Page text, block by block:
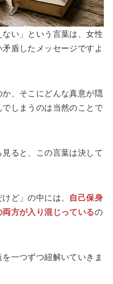
ない」という言葉は、女性
盾したメッセージですよ
、そこにどんな真意が隠
しまうのは当然のことで
ると、この言葉は決して
ど」の中には、 自己保身
方が入り混じっているの
一つずつ紐解いていきま